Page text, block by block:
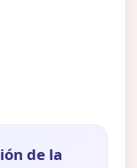
de la